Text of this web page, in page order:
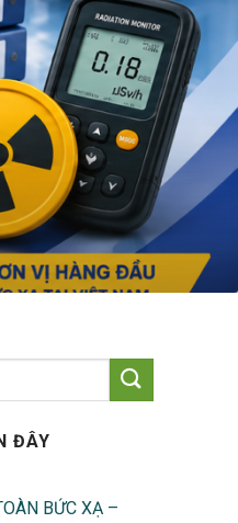
ĐÂY
BỨC XẠ –